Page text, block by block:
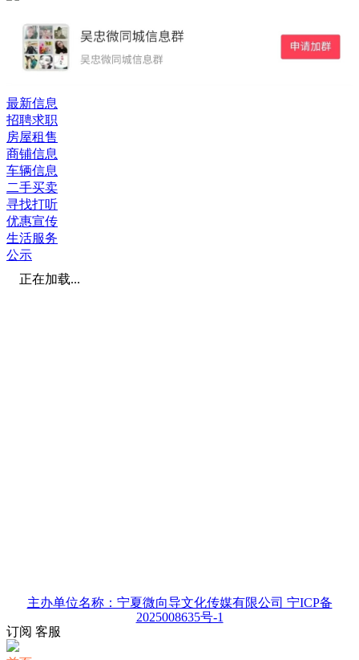
最新信息
招聘求职
房屋租售
商铺信息
车辆信息
二手买卖
寻找打听
优惠宣传
生活服务
公示
正在加载...
主办单位名称：宁夏微向导文化传媒有限公司 宁ICP备
2025008635号-1
订阅 客服